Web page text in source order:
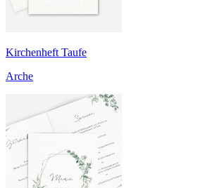
Kirchenheft Taufe
Arche